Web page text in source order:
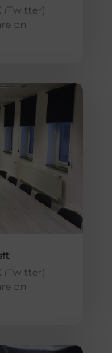
(Twitter)
on
(Twitter)
on